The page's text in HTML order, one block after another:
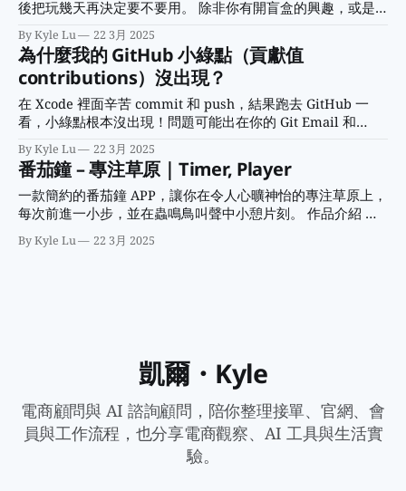
操作很直覺，打開 punctuation、numbers，並且確認是在
點擊左上角 logo 2. punctuation：標點符號 3. numbers：數
字 它提供一個 Zen 模式（專注模式）很特別，會是一片空白
畫面，
後把玩幾天再決定要不要用。 除非你有開盲盒的興趣，或是
把 app 當轉蛋在開箱。 更多時候我們會在下載 app 前做一件
事 — 看 app 預覽畫面。 用圖片或影片預覽 app 基本款是看
圖片，會有 app 的操作介面、主打功能等等 用心一點的 app
像 Kono 電子雜誌 還會提供影片，在短短 30 秒內精銳盡出，
省得下載後才發現我們不適合。（這裡有官方提供的 App 預
覽規格） 雖然說下載只是不到 30 秒鐘的事情 但如果花個 3 秒
鐘，就能少浪費 3 倍以上的時間 拿來追更多劇不是更好嗎？
什麼？可以邊下載 app 邊追劇？
By Kyle Lu 22 3月 2025
為什麼我的 GitHub 小綠點（貢獻值
contributions）沒出現？
在 Xcode 裡面辛苦 commit 和 push，結果跑去 GitHub 一
看，小綠點根本沒出現！問題可能出在你的 Git Email 和
GitHub Email 不一樣。 最近遇到一個讓我很頭痛的問題，就
是我明明在 Xcode 裡面 commit 和 push 了，結果跑去
GitHub 看，那個讓人心情愉悅的小綠點（貢獻值
contributions）竟然沒出現！這就像是辛苦種了一畝田，結果
發現彎腰半天都沒插到秧，讓人傻眼。 摘要 經過一番調查和
機 Git 的 Email 和 GitHub 的 Email 不一樣，所以
By Kyle Lu 22 3月 2025
番茄鐘 – 專注草原｜Timer, Player
一款簡約的番茄鐘 APP，讓你在令人心曠神怡的專注草原上，
每次前進一小步，並在蟲鳴鳥叫聲中小憩片刻。 作品介紹 一
款簡約的番茄鐘 APP，讓你在令人心曠神怡的專注草原上，每
次前進一小步，並在蟲鳴鳥叫聲中小憩片刻。 學習目標 1. 倒
By Kyle Lu 22 3月 2025
凱爾・Kyle
電商顧問與 AI 諮詢顧問，陪你整理接單、官網、會
員與工作流程，也分享電商觀察、AI 工具與生活實
驗。